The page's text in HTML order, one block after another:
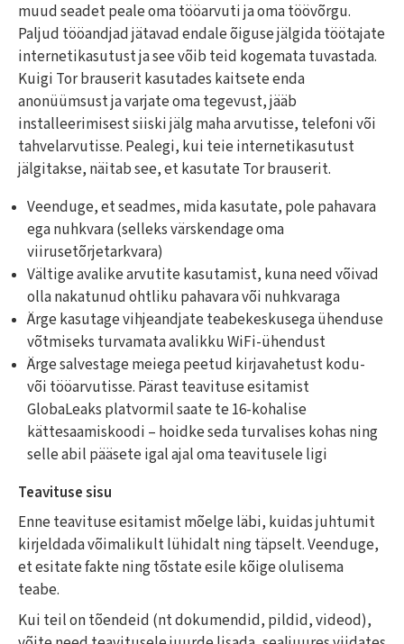
muud seadet peale oma tööarvuti ja oma töövõrgu.
Paljud tööandjad jätavad endale õiguse jälgida töötajate
internetikasutust ja see võib teid kogemata tuvastada.
Kuigi Tor brauserit kasutades kaitsete enda
anonüümsust ja varjate oma tegevust, jääb
installeerimisest siiski jälg maha arvutisse, telefoni või
tahvelarvutisse. Pealegi, kui teie internetikasutust
jälgitakse, näitab see, et kasutate Tor brauserit.
Veenduge, et seadmes, mida kasutate, pole pahavara
ega nuhkvara (selleks värskendage oma
viirusetõrjetarkvara)
Vältige avalike arvutite kasutamist, kuna need võivad
olla nakatunud ohtliku pahavara või nuhkvaraga
Ärge kasutage vihjeandjate teabekeskusega ühenduse
võtmiseks turvamata avalikku WiFi-ühendust
Ärge salvestage meiega peetud kirjavahetust kodu-
või tööarvutisse. Pärast teavituse esitamist
GlobaLeaks platvormil saate te 16-kohalise
kättesaamiskoodi – hoidke seda turvalises kohas ning
selle abil pääsete igal ajal oma teavitusele ligi
Teavituse sisu
Enne teavituse esitamist mõelge läbi, kuidas juhtumit
kirjeldada võimalikult lühidalt ning täpselt. Veenduge,
et esitate fakte ning tõstate esile kõige olulisema
teabe.
Kui teil on tõendeid (nt dokumendid, pildid, videod),